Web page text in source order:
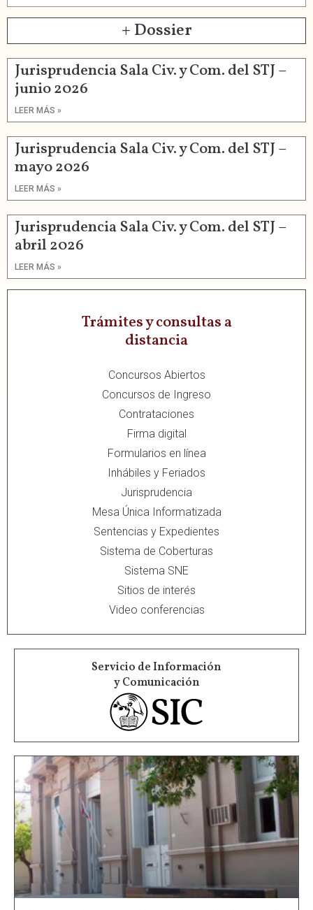
+ Dossier
Jurisprudencia Sala Civ. y Com. del STJ –
junio 2026
LEER MÁS »
Jurisprudencia Sala Civ. y Com. del STJ –
mayo 2026
LEER MÁS »
Jurisprudencia Sala Civ. y Com. del STJ –
abril 2026
LEER MÁS »
Trámites y consultas a
distancia
Concursos Abiertos
Concursos de Ingreso
Contrataciones
Firma digital
Formularios en línea
Inhábiles y Feriados
Jurisprudencia
Mesa Única Informatizada
Sentencias y Expedientes
Sistema de Coberturas
Sistema SNE
Sitios de interés
Video conferencias
Servicio de Información
y Comunicación